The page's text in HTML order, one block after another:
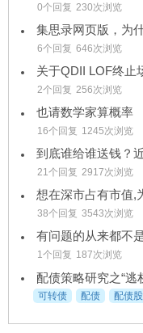
0个回复 230次浏览
集思录网页版，为
6个回复 646次浏览
关于QDII LOF终止
2个回复 256次浏览
也请数学家算概率
16个回复 1245次浏览
到底谁给谁送钱？
21个回复 2917次浏览
想在深市占有市值,
38个回复 3543次浏览
有问题的从来都不
1个回复 187次浏览
可转债 配债 配债股